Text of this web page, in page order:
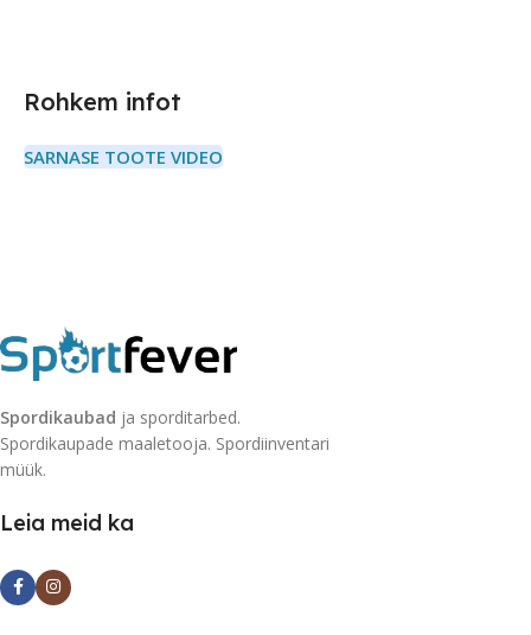
Rohkem infot
SARNASE TOOTE VIDEO
Spordikaubad ja sporditarbed.
Spordikaupade maaletooja. Spordiinventari
müük.
Leia meid ka